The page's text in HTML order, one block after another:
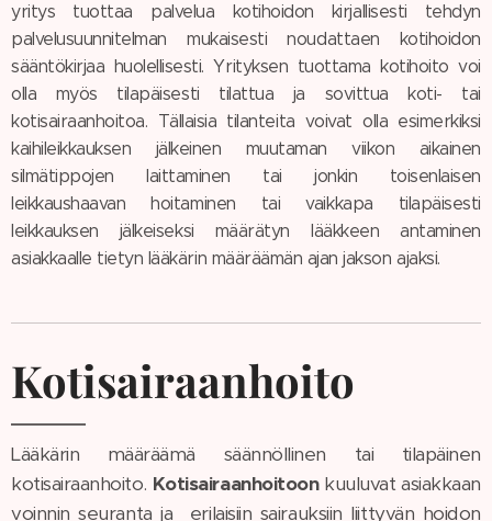
yritys tuottaa palvelua kotihoidon kirjallisesti tehdyn
palvelusuunnitelman mukaisesti noudattaen kotihoidon
sääntökirjaa huolellisesti. Yrityksen tuottama kotihoito voi
olla myös tilapäisesti tilattua ja sovittua koti- tai
kotisairaanhoitoa. Tällaisia tilanteita voivat olla esimerkiksi
kaihileikkauksen jälkeinen muutaman viikon aikainen
silmätippojen laittaminen tai jonkin toisenlaisen
leikkaushaavan hoitaminen tai vaikkapa tilapäisesti
leikkauksen jälkeiseksi määrätyn lääkkeen antaminen
asiakkaalle tietyn lääkärin määräämän ajan jakson ajaksi.
Kotisairaanhoito
Lääkärin määräämä säännöllinen tai tilapäinen
kotisairaanhoito. Kotisairaanhoitoonkuuluvat asiakkaan
voinnin seuranta ja erilaisiin sairauksiin liittyvän hoidon